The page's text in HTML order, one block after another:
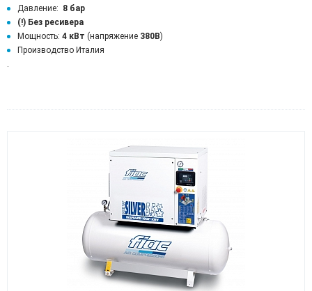
Давление: 8 бар
(!) Без ресивера
Мощность: 4 кВт (напряжение 380В)
Производство Италия